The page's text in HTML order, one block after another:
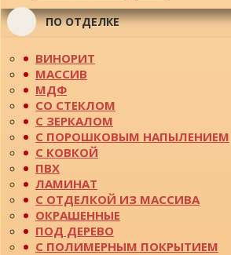
ПО ОТДЕЛКЕ
ВИНОРИТ
МАССИВ
МДФ
СО СТЕКЛОМ
С ЗЕРКАЛОМ
С ПОРОШКОВЫМ НАПЫЛЕНИЕМ
С КОВКОЙ
ПВХ
ЛАМИНАТ
С ОТДЕЛКОЙ ИЗ МАССИВА
ОКРАШЕННЫЕ
ПОД ДЕРЕВО
С ПОЛИМЕРНЫМ ПОКРЫТИЕМ